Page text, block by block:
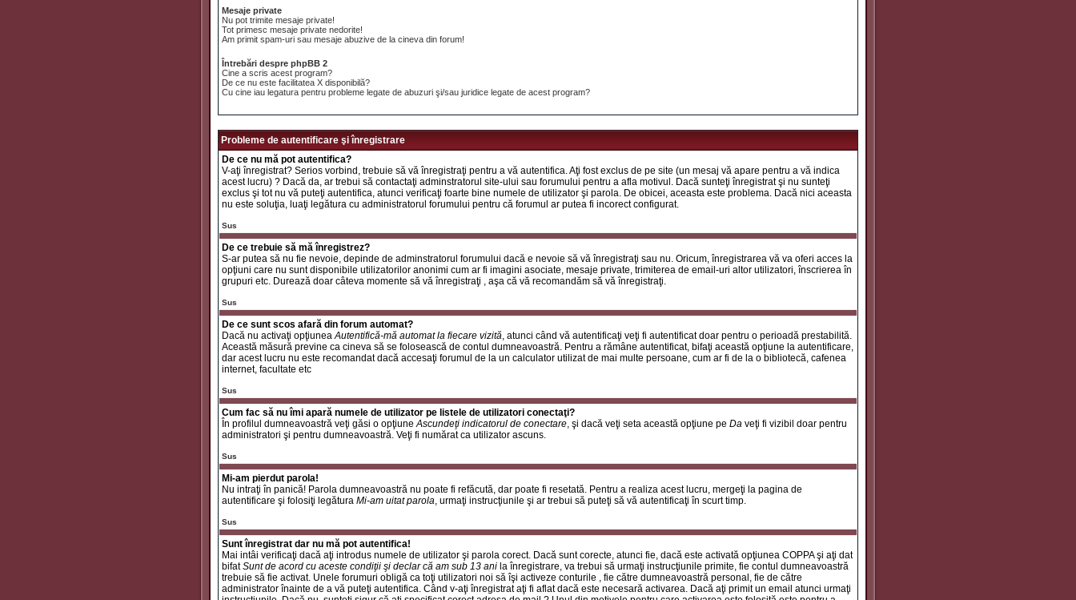
Mesaje private
Nu pot trimite mesaje private!
Tot primesc mesaje private nedorite!
Am primit spam-uri sau mesaje abuzive de la cineva din forum!
Întrebări despre phpBB 2
Cine a scris acest program?
De ce nu este facilitatea X disponibilă?
Cu cine iau legatura pentru probleme legate de abuzuri şi/sau juridice legate de acest program?
Probleme de autentificare şi înregistrare
De ce nu mă pot autentifica?
V-aţi înregistrat? Serios vorbind, trebuie să vă înregistraţi pentru a vă autentifica. Aţi fost exclus de pe site (un mesaj vă apare pentru a vă indica
acest lucru) ? Dacă da, ar trebui să contactaţi adminstratorul site-ului sau forumului pentru a afla motivul. Dacă sunteţi înregistrat şi nu sunteţi
exclus şi tot nu vă puteţi autentifica, atunci verificaţi foarte bine numele de utilizator şi parola. De obicei, aceasta este problema. Dacă nici aceasta
nu este soluţia, luaţi legătura cu administratorul forumului pentru că forumul ar putea fi incorect configurat.
Sus
De ce trebuie să mă înregistrez?
S-ar putea să nu fie nevoie, depinde de adminstratorul forumului dacă e nevoie să vă înregistraţi sau nu. Oricum, înregistrarea vă va oferi acces la
opţiuni care nu sunt disponibile utilizatorilor anonimi cum ar fi imagini asociate, mesaje private, trimiterea de email-uri altor utilizatori, înscrierea în
grupuri etc. Durează doar câteva momente să vă înregistraţi , aşa că vă recomandăm să vă înregistraţi.
Sus
De ce sunt scos afară din forum automat?
Dacă nu activaţi opţiuneaAutentifică-mă automat la fiecare vizită, atunci când vă autentificaţi veţi fi autentificat doar pentru o perioadă prestabilită.
Această măsură previne ca cineva să se folosească de contul dumneavoastră. Pentru a rămâne autentificat, bifaţi această opţiune la autentificare,
dar acest lucru nu este recomandat dacă accesaţi forumul de la un calculator utilizat de mai multe persoane, cum ar fi de la o bibliotecă, cafenea
internet, facultate etc
Sus
Cum fac să nu îmi apară numele de utilizator pe listele de utilizatori conectaţi?
În profilul dumneavoastră veţi găsi o opţiuneAscundeţi indicatorul de conectare, şi dacă veţi seta această opţiune pe Da veţi fi vizibil doar pentru
administratori şi pentru dumneavoastră. Veţi fi numărat ca utilizator ascuns.
Sus
Mi-am pierdut parola!
Nu intraţi în panică! Parola dumneavoastră nu poate fi refăcută, dar poate fi resetată. Pentru a realiza acest lucru, mergeţi la pagina de
autentificare şi folosiţi legătura Mi-am uitat parola, urmaţi instrucţiunile şi ar trebui să puteţi să vă autentificaţi în scurt timp.
Sus
Sunt înregistrat dar nu mă pot autentifica!
Mai intâi verificaţi dacă aţi introdus numele de utilizator şi parola corect. Dacă sunt corecte, atunci fie, dacă este activată opţiunea COPPA şi aţi dat
bifatSunt de acord cu aceste condiţii şi declar că am sub 13 ani la înregistrare, va trebui să urmaţi instrucţiunile primite, fie contul dumneavoastră
trebuie să fie activat. Unele forumuri obligă ca toţi utilizatori noi să îşi activeze conturile , fie către dumneavoastră personal, fie de către
administrator înainte de a vă puteţi autentifica. Când v-aţi înregistrat aţi fi aflat dacă este necesară activarea. Dacă aţi primit un email atunci urmaţi